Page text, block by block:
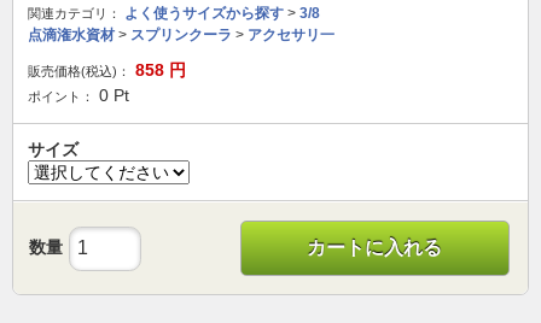
関連カテゴリ： よく使うサイズから探す > 3/8
点滴潅水資材 > スプリンクーラ > アクセサリ一
販売価格(税込)： 858 円
ポイント： 0 Pt
サイズ
数量 カートに入れる